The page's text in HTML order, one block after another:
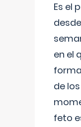
Es el
en el
de
feto